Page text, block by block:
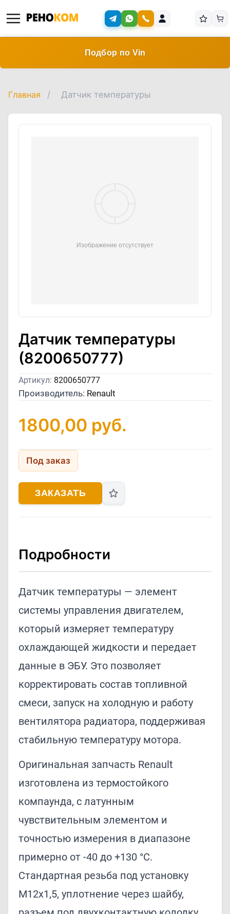
Подбор по Vin
Главная / Датчик температуры
Датчик температуры
(8200650777)
Артикул: 8200650777
Производитель: Renault
1800,00 руб.
Под заказ
ЗАКАЗАТЬ
Подробности
Датчик температуры — элемент
системы управления двигателем,
который измеряет температуру
охлаждающей жидкости и передает
данные в ЭБУ. Это позволяет
корректировать состав топливной
смеси, запуск на холодную и работу
вентилятора радиатора, поддерживая
стабильную температуру мотора.
Оригинальная запчасть Renault
изготовлена из термостойкого
компаунда, с латунным
чувствительным элементом и
точностью измерения в диапазоне
примерно от -40 до +130 °C.
Стандартная резьба под установку
M12x1,5, уплотнение через шайбу,